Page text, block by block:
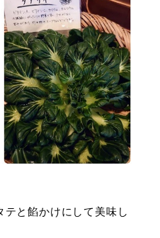
と餡かけにして美味し